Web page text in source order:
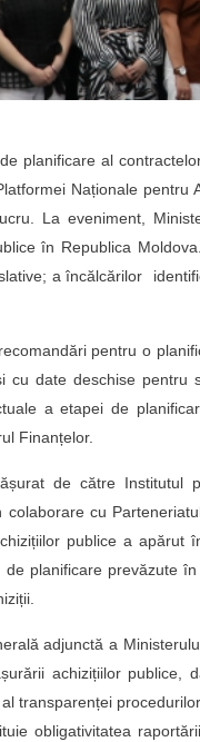
planificare al
Naționale pentru
La eveniment,
în Republica
a încălcărilor
pentru o
cu date deschise pentru
a etapei de
Finanțelor.
de către Institutul
colaborare cu
publice a
de planificare prevăzute
adjunctă a
achizițiilor publice,
transparenței
obligativitatea